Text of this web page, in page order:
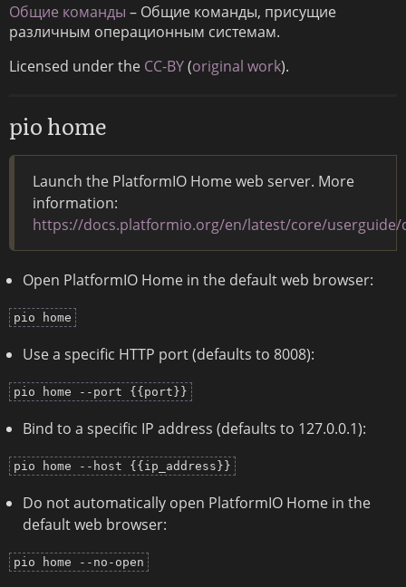
Общие команды – Общие команды, присущие
различным операционным системам.
Licensed under the CC-BY(original work).
pio home
Launch the PlatformIO Home web server. More
information:
https://docs.platformio.org/en/latest/core/userguide/
Open PlatformIO Home in the default web browser:
pio home
Use a specific HTTP port (defaults to 8008):
pio home --port {{port}}
Bind to a specific IP address (defaults to 127.0.0.1):
pio home --host {{ip_address}}
Do not automatically open PlatformIO Home in the
default web browser:
pio home --no-open